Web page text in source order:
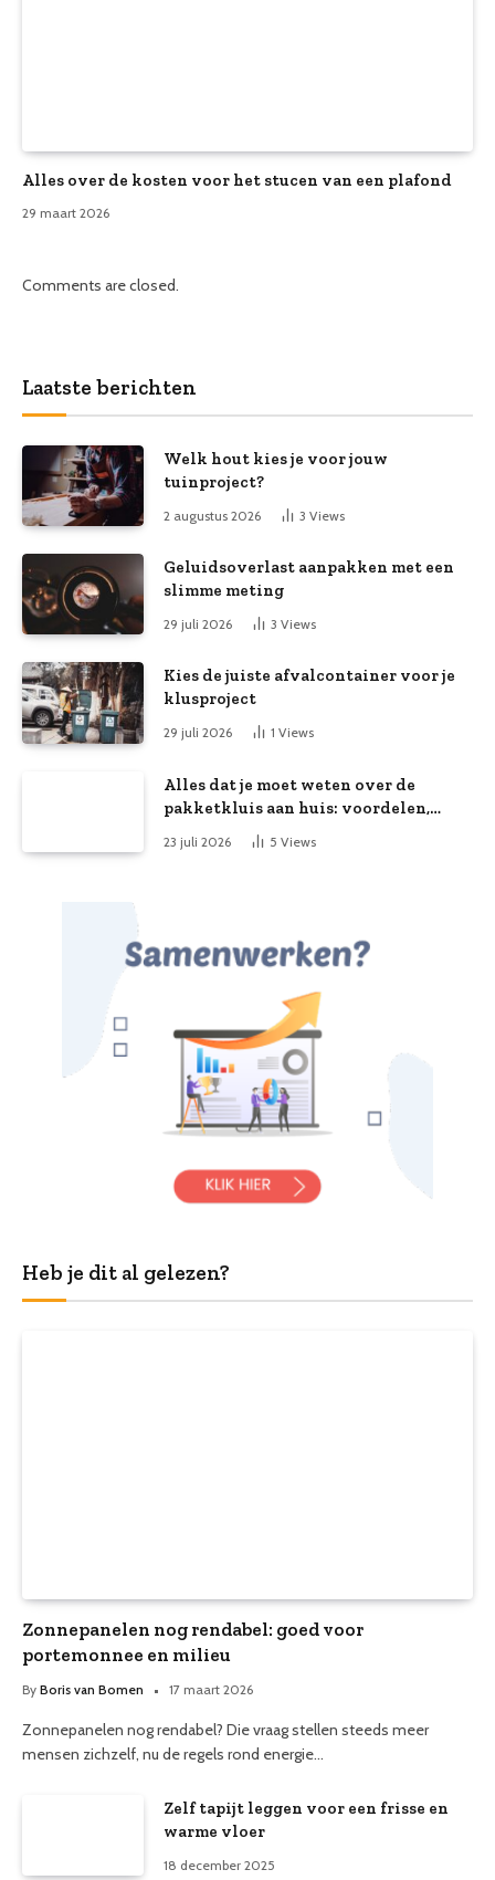
Alles over de kosten voor het stucen van een plafond
29 maart 2026
Comments are closed.
Laatste berichten
Welk hout kies je voor jouw
tuinproject?
2 augustus 2026 3 Views
Geluidsoverlast aanpakken met een
slimme meting
29 juli 2026 3 Views
Kies de juiste afvalcontainer voor je
klusproject
29 juli 2026 1 Views
Alles dat je moet weten over de
pakketkluis aan huis: voordelen,
kooptips en belang
23 juli 2026 5 Views
Heb je dit al gelezen?
Zonnepanelen nog rendabel: goed voor
portemonnee en milieu
By Boris van Bomen 17 maart 2026
Zonnepanelen nog rendabel? Die vraag stellen steeds meer
mensen zichzelf, nu de regels rond energie…
Zelf tapijt leggen voor een frisse en
warme vloer
18 december 2025